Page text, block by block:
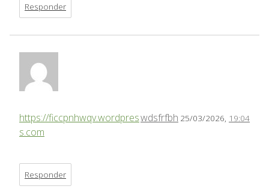
Responder
wdsfrfbh 25/03/2026, 19:04
https://ficcpnhwqv.wordpres
s.com
Responder